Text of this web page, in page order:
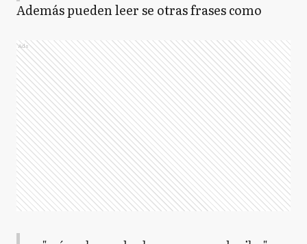
Además pueden leer se otras frases como
Ads